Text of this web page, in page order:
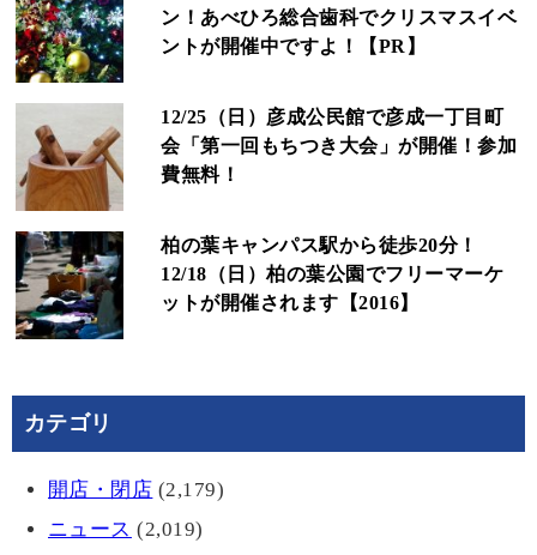
ン！あべひろ総合歯科でクリスマスイベ
ントが開催中ですよ！【PR】
12/25（日）彦成公民館で彦成一丁目町
会「第一回もちつき大会」が開催！参加
費無料！
柏の葉キャンパス駅から徒歩20分！
12/18（日）柏の葉公園でフリーマーケ
ットが開催されます【2016】
カテゴリ
開店・閉店 (2,179)
ニュース (2,019)